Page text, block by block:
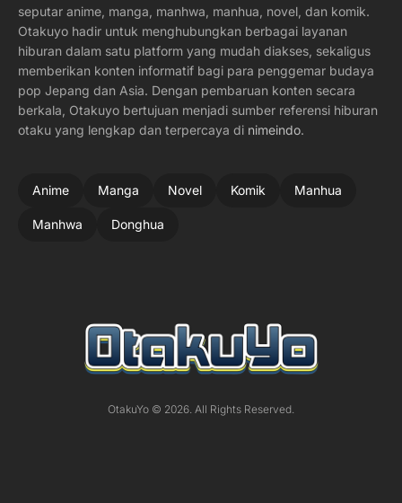
seputar anime, manga, manhwa, manhua, novel, dan komik.
Otakuyo hadir untuk menghubungkan berbagai layanan
hiburan dalam satu platform yang mudah diakses, sekaligus
memberikan konten informatif bagi para penggemar budaya
pop Jepang dan Asia. Dengan pembaruan konten secara
berkala, Otakuyo bertujuan menjadi sumber referensi hiburan
otaku yang lengkap dan terpercaya di nimeindo.
Anime Manga Novel Komik Manhua
Manhwa Donghua
OtakuYo © 2026. All Rights Reserved.